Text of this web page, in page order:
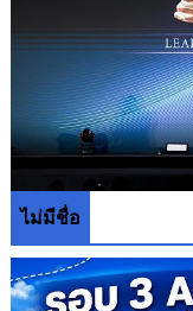
ไม่มีชื่อ